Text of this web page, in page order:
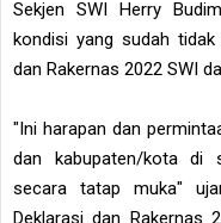
Sekjen SWI Herry
kondisi yang sudah
dan Rakernas 2022 SWI
"Ini harapan dan
dan kabupaten/kota di
secara tatap muka"
Deklarasi dan Rakernas